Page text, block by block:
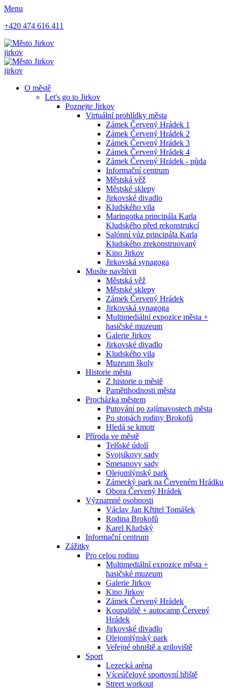
Menu
+420 474 616 411
jirkov
jirkov
O městě
Let's go to Jirkov
Poznejte Jirkov
Virtuální prohlídky města
Zámek Červený Hrádek 1
Zámek Červený Hrádek 2
Zámek Červený Hrádek 3
Zámek Červený Hrádek 4
Zámek Červený Hrádek - půda
Informační centrum
Městská věž
Městské sklepy
Jirkovské divadlo
Kludského vila
Maringotka principála Karla
Kludského před rekonstrukcí
Salónní vůz principála Karla
Kludského zrekonstruovaný
Kino Jirkov
Jirkovská synagoga
Musíte navštívit
Městská věž
Městské sklepy
Zámek Červený Hrádek
Jirkovská synagoga
Multimediální expozice města +
hasičské muzeum
Galerie Jirkov
Jirkovské divadlo
Kludského vila
Muzeum školy
Historie města
Z historie o městě
Pamětihodnosti města
Procházka městem
Putování po zajímavostech města
Po stopách rodiny Brokofů
Hledá se kmotr
Příroda ve městě
Telšské údolí
Svojsíkovy sady
Smetanovy sady
Olejomlýnský park
Zámecký park na Červeném Hrádku
Obora Červený Hrádek
Významné osobnosti
Václav Jan Křtitel Tomášek
Rodina Brokofů
Karel Kludský
Informační centrum
Zážitky
Pro celou rodinu
Multimediální expozice města +
hasičské muzeum
Galerie Jirkov
Kino Jirkov
Zámek Červený Hrádek
Koupaliště + autocamp Červený
Hrádek
Jirkovské divadlo
Olejomlýnský park
Veřejné ohniště a griloviště
Sport
Lezecká aréna
Víceúčelové sportovní hřiště
Street workout